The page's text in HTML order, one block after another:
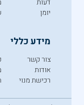
דעות
יומן
מידע כללי
צור קשר
אודות
רכישת מנוי